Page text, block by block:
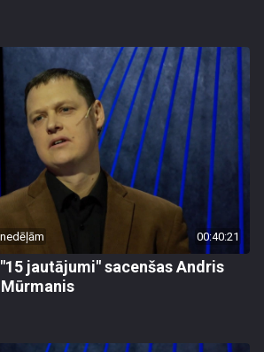
00:40:21
jautājumi" sacenšas Andris